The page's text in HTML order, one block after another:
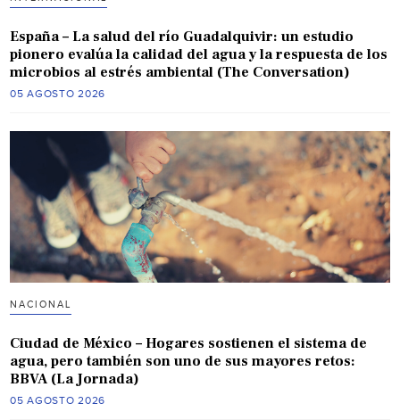
España – La salud del río Guadalquivir: un estudio
pionero evalúa la calidad del agua y la respuesta de los
microbios al estrés ambiental (The Conversation)
05 AGOSTO 2026
NACIONAL
Ciudad de México – Hogares sostienen el sistema de
agua, pero también son uno de sus mayores retos:
BBVA (La Jornada)
05 AGOSTO 2026